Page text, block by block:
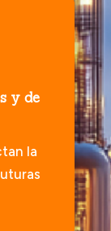
y de
la